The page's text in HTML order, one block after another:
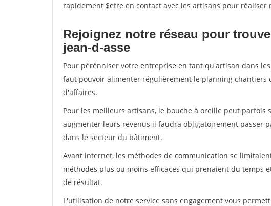
rapidement $etre en contact avec les artisans pour
Rejoignez notre réseau pour
jean-d-asse
Pour pérénniser votre entreprise en tant qu'artisan dans
faut pouvoir alimenter régulièrement le planning chantiers
d'affaires.
Pour les meilleurs artisans, le bouche à oreille peut
augmenter leurs revenus il faudra obligatoirement passer
dans le secteur du bâtiment.
Avant internet, les méthodes de communication se
méthodes plus ou moins efficaces qui prenaient du temps
de résultat.
L'utilisation de notre service sans engagement vous